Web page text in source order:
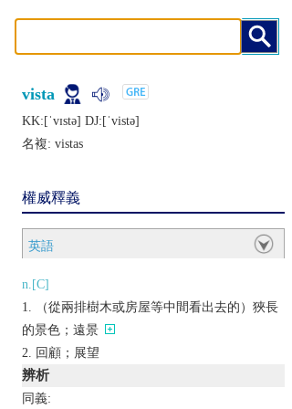
vista
KK:[ˈvɪstǝ] DJ:[ˈvistǝ]
名複: vistas
權威釋義
英語
n.[C]
（從兩排樹木或房屋等中間看出去的）狹長
的景色；遠景
回顧；展望
辨析
同義: